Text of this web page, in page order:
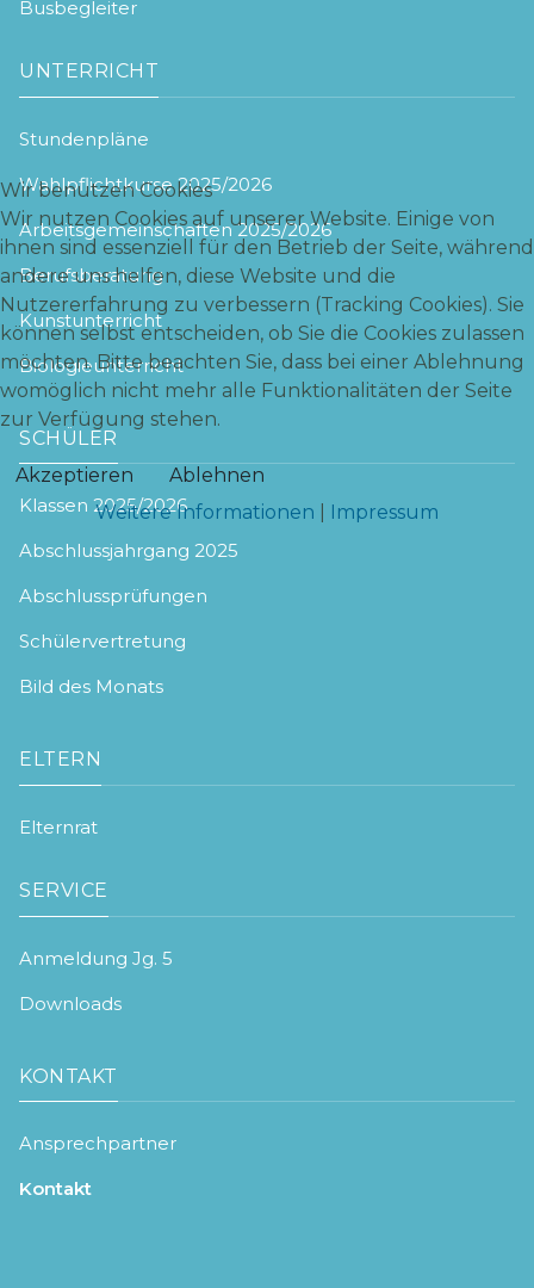
Busbegleiter
UNTERRICHT
Stundenpläne
Wahlpflichtkurse 2025/2026
Arbeitsgemeinschaften 2025/2026
Berufsberatung
Kunstunterricht
Biologieunterricht
SCHÜLER
Klassen 2025/2026
Abschlussjahrgang 2025
Abschlussprüfungen
Schülervertretung
Bild des Monats
ELTERN
Elternrat
SERVICE
Anmeldung Jg. 5
Downloads
KONTAKT
Ansprechpartner
Kontakt
Wir benutzen Cookies
Wir nutzen Cookies auf unserer Website. Einige von
ihnen sind essenziell für den Betrieb der Seite, während
andere uns helfen, diese Website und die
Nutzererfahrung zu verbessern (Tracking Cookies). Sie
können selbst entscheiden, ob Sie die Cookies zulassen
möchten. Bitte beachten Sie, dass bei einer Ablehnung
womöglich nicht mehr alle Funktionalitäten der Seite
zur Verfügung stehen.
Akzeptieren
Ablehnen
Weitere Informationen
Impressum